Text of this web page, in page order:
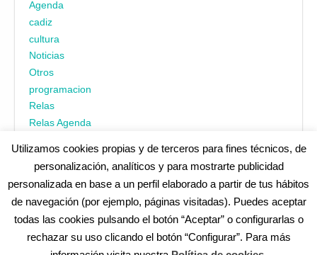
Agenda
cadiz
cultura
Noticias
Otros
programacion
Relas
Relas Agenda
¿No encuentras alguna cosa? Echa un vistazo encadiz.es|
Aviso legal| Política de privacidad|Accesibilidad| Política de
Utilizamos cookies propias y de terceros para fines técnicos, de
personalización, analíticos y para mostrarte publicidad
personalizada en base a un perfil elaborado a partir de tus hábitos
de navegación (por ejemplo, páginas visitadas). Puedes aceptar
todas las cookies pulsando el botón “Aceptar” o configurarlas o
rechazar su uso clicando el botón “Configurar”. Para más